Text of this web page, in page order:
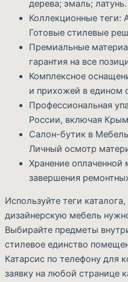
дерева; эмаль;
Коллекционные теги:
Готовые стилевые
Премиальные
гарантия на все
Комплексное
и прихожей в едином
Профессиональная
России, включая
Салон-бутик в
Личный осмотр
Хранение оплаченной
завершения
Используйте теги
дизайнерскую мебель
Выбирайте предметы
стилевое единство
Катарсис по телефону для
заявку на любой странице